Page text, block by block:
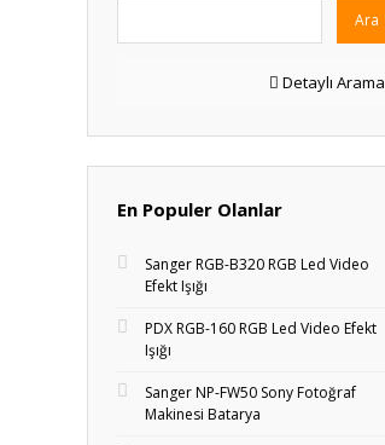
Ara
Detaylı Arama
En Populer Olanlar
Sanger RGB-B320 RGB Led Video
Efekt Işığı
PDX RGB-160 RGB Led Video Efekt
Işığı
Sanger NP-FW50 Sony Fotoğraf
Makinesi Batarya